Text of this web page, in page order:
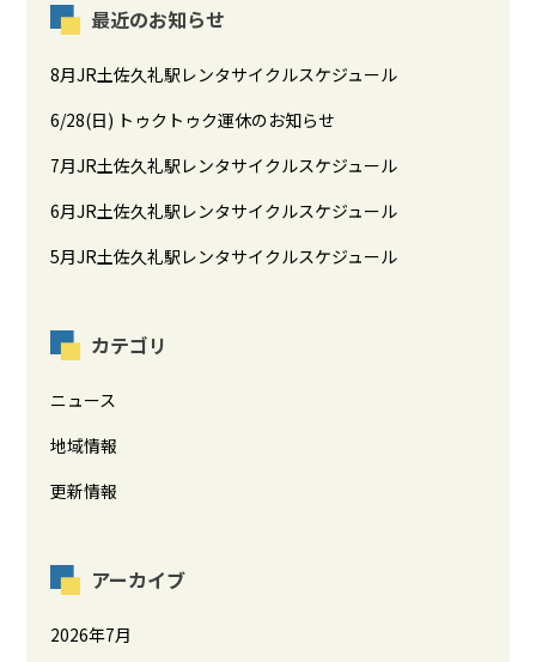
最近のお知らせ
8月JR土佐久礼駅レンタサイクルスケジュール
6/28(日) トゥクトゥク運休のお知らせ
7月JR土佐久礼駅レンタサイクルスケジュール
6月JR土佐久礼駅レンタサイクルスケジュール
5月JR土佐久礼駅レンタサイクルスケジュール
カテゴリ
ニュース
地域情報
更新情報
アーカイブ
2026年7月